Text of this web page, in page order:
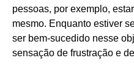
pessoas, por exemplo,
mesmo. Enquanto estiver
ser bem-sucedido nesse
sensação de frustração e